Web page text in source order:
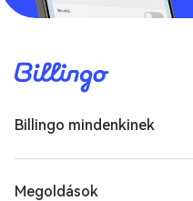
Billingo mindenkinek
Megoldások